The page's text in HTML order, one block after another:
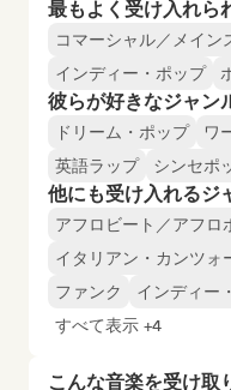
最もよく受け入れら
コマーシャル／メイン
インディー・ポップ
彼らが好きなジャン
ドリーム・ポップ ワ
英語ラップ
シンセポ
他にも受け入れるジ
アフロビート／アフロ
イタリアン・カンツォ
ファンク
インディー
すべて表示 +4
こんな音楽を受け取